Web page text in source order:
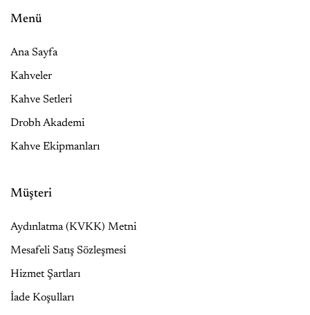
Menü
Ana Sayfa
Kahveler
Kahve Setleri
Drobh Akademi
Kahve Ekipmanları
Müşteri
Aydınlatma (KVKK) Metni
Mesafeli Satış Sözleşmesi
Hizmet Şartları
İade Koşulları